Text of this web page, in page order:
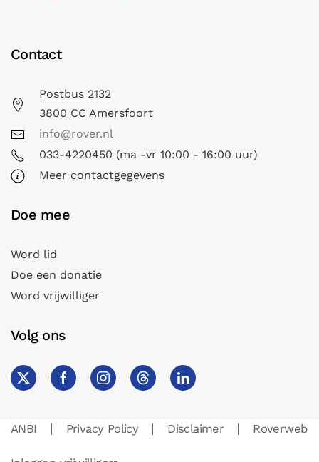
Contact
Postbus 2132
3800 CC Amersfoort
info@rover.nl
033-4220450 (ma -vr 10:00 - 16:00 uur)
Meer contactgegevens
Doe mee
Word lid
Doe een donatie
Word vrijwilliger
Volg ons
ANBI Privacy Policy Disclaimer Roverweb